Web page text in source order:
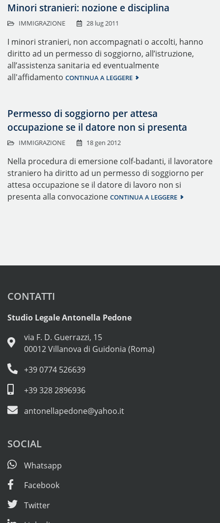
Minori stranieri: nozione e disciplina
IMMIGRAZIONE 28 lug 2011
I minori stranieri, non accompagnati o accolti, hanno
diritto ad un permesso di soggiorno, all’istruzione,
all’assistenza sanitaria ed eventualmente
all'affidamento CONTINUA A LEGGERE
Permesso di soggiorno per attesa
occupazione se il datore non si presenta
IMMIGRAZIONE 18 gen 2012
Nella procedura di emersione colf-badanti, il lavoratore
straniero ha diritto ad un permesso di soggiorno per
attesa occupazione se il datore di lavoro non si
presenta alla convocazione CONTINUA A LEGGERE
CONTATTI
Studio Legale Antonella Pedone
via F. D. Guerrazzi, 15
00012 Villanova di Guidonia (Roma)
+39 0774 526639
+39 328 2896936
antonellapedone@yahoo.it
SOCIAL
Whatsapp
Facebook
Twitter